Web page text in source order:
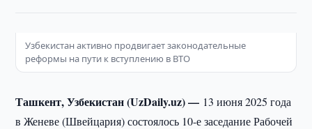
Узбекистан активно продвигает законодательные
реформы на пути к вступлению в ВТО
Ташкент, Узбекистан (UzDaily.uz) — 13 июня 2025 года
в Женеве (Швейцария) состоялось 10-е заседание Рабочей